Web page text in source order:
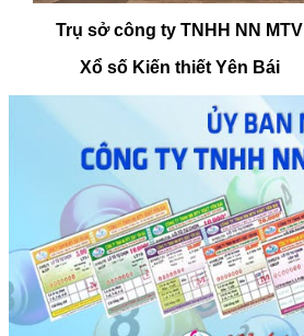
Trụ sở công ty TNHH NN MTV
Xổ số Kiến thiết Yên Bái